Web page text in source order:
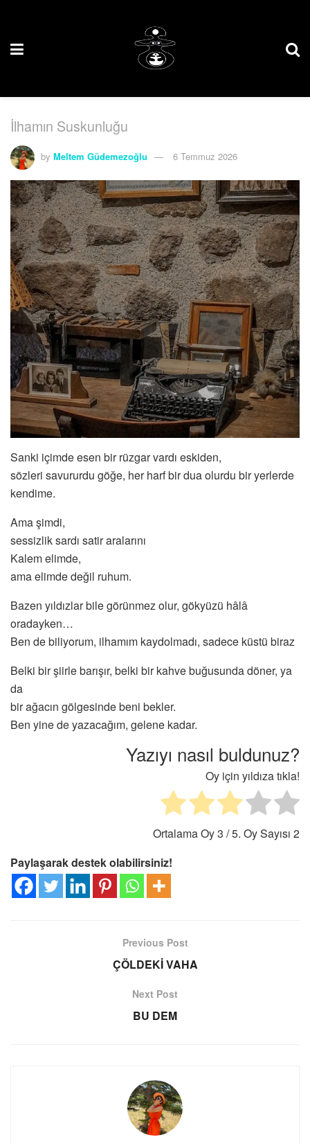
İlhamın Suskunluğu
by Meltem Güdemezoğlu 6 Temmuz 2026
Sanki içimde esen bir rüzgar vardı eskiden,
sözleri savururdu göğe, her harf bir dua olurdu bir yerlerde
kendime.
Ama şimdi,
sessizlik sardı satir aralarını
Kalem elimde,
ama elimde değil ruhum.
Bazen yıldızlar bile görünmez olur, gökyüzü hâlâ
oradayken…
Ben de biliyorum, ilhamım kaydolmadı, sadece küstü biraz
Belki bir şiirle barışır, belki bir kahve buğusunda döner, ya
da
bir ağacın gölgesinde beni bekler.
Ben yine de yazacağım, gelene kadar.
Yazıyı nasıl buldunuz?
Oy için yıldıza tıkla!
Ortalama Oy3 / 5. Oy Sayısı 2
Paylaşarak destek olabilirsiniz!
Previous Post
ÇÖLDEKİ VAHA
Next Post
BU DEM